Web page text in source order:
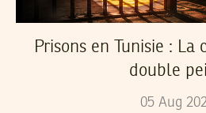
Prisons en Tunisie : La
double
05 Aug